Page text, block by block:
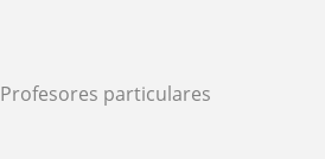
Profesores particulares